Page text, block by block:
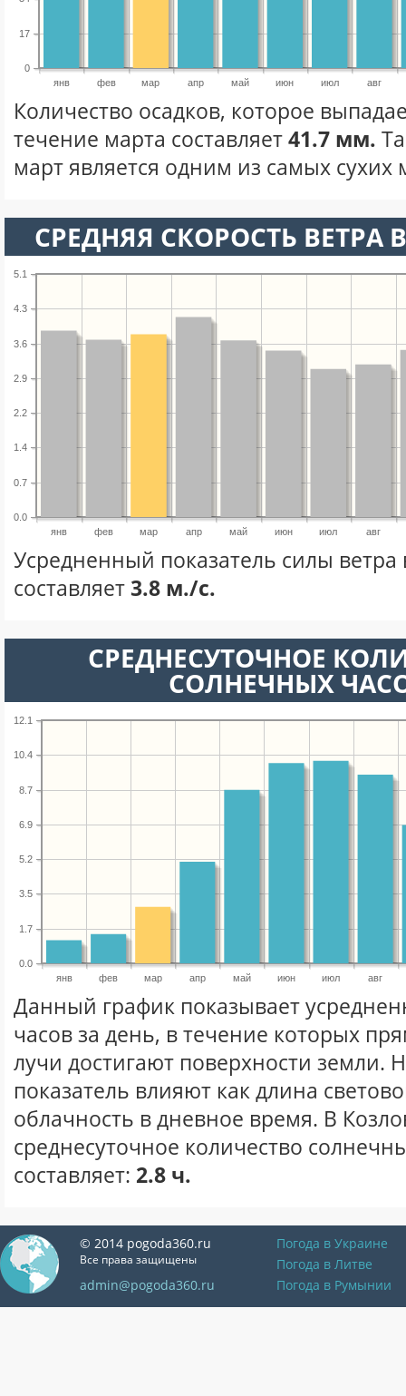
янв фев мар апр май июн июл авг
0
17
Количество осадков, которое
течение марта составляет41.7 мм.
март является одним из самых сухих
СРЕДНЯЯ СКОРОСТЬ ВЕТРА
янв фев мар апр май июн июл авг
0.0
0.7
1.4
2.2
2.9
3.6
4.3
5.1
Усредненный показатель силы ветра
составляет3.8 м./с.
СРЕДНЕСУТОЧНОЕ
СОЛНЕЧНЫХ
янв фев мар апр май июн июл авг
0.0
1.7
3.5
5.2
6.9
8.7
10.4
12.1
Данный график показывает
часов за день, в течение которых
лучи достигают поверхности земли.
показатель влияют как длина
облачность в дневное время. В
среднесуточное количество
составляет: 2.8 ч.
© 2014 pogoda360.ru
Все права защищены
admin@pogoda360.ru
Погода в Украине
Погода в Литве
Погода в Румынии